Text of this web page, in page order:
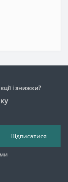
і знижки?
Підписатися